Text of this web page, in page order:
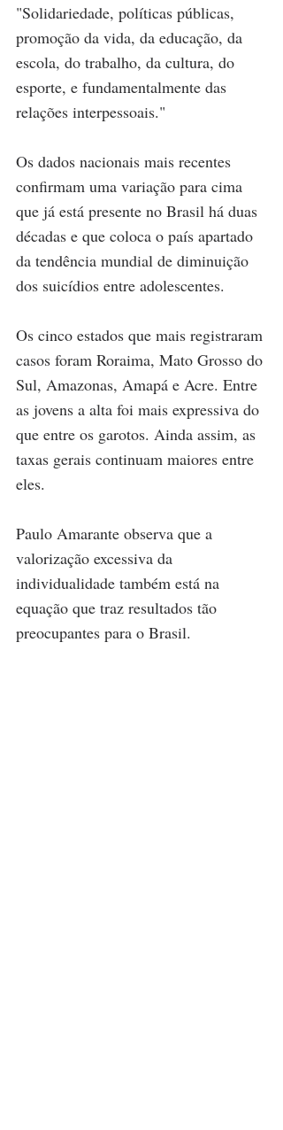
"Solidariedade, políticas públicas,
promoção da vida, da educação, da
escola, do trabalho, da cultura, do
esporte, e fundamentalmente das
relações interpessoais."
Os dados nacionais mais recentes
confirmam uma variação para cima
que já está presente no Brasil há duas
décadas e que coloca o país apartado
da tendência mundial de diminuição
dos suicídios entre adolescentes.
Os cinco estados que mais registraram
casos foram Roraima, Mato Grosso do
Sul, Amazonas, Amapá e Acre. Entre
as jovens a alta foi mais expressiva do
que entre os garotos. Ainda assim, as
taxas gerais continuam maiores entre
eles.
Paulo Amarante observa que a
valorização excessiva da
individualidade também está na
equação que traz resultados tão
preocupantes para o Brasil.